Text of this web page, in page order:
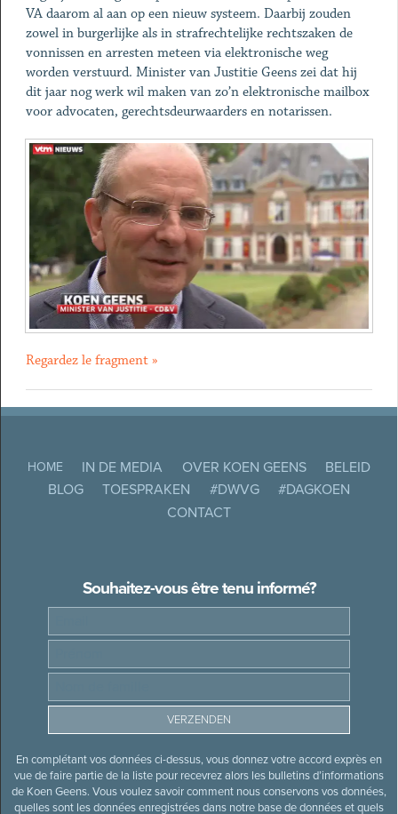
VA daarom al aan op een nieuw systeem. Daarbij zouden
zowel in burgerlijke als in strafrechtelijke rechtszaken de
vonnissen en arresten meteen via elektronische weg
worden verstuurd. Minister van Justitie Geens zei dat hij
dit jaar nog werk wil maken van zo’n elektronische mailbox
voor advocaten, gerechtsdeurwaarders en notarissen.
Regardez le fragment »
HOME IN DE MEDIA OVER KOEN GEENS
BELEID
BLOG
TOESPRAKEN #DWVG
#DAGKOEN
CONTACT
Souhaitez-vous être tenu informé?
En complétant vos données ci-dessus, vous donnez votre accord exprès en
vue de faire partie de la liste pour recevrez alors les bulletins d’informations
de Koen Geens. Vous voulez savoir comment nous conservons vos données,
quelles sont les données enregistrées dans notre base de données et quels